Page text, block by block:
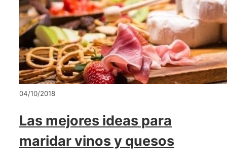
04/10/2018
Las mejores ideas para
maridar vinos y quesos